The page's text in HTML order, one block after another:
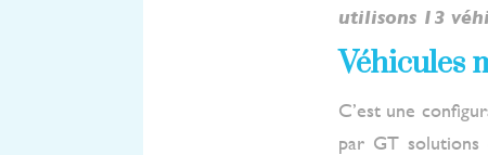
utilisons 13
Véhicules
C’est une
par GT solutions